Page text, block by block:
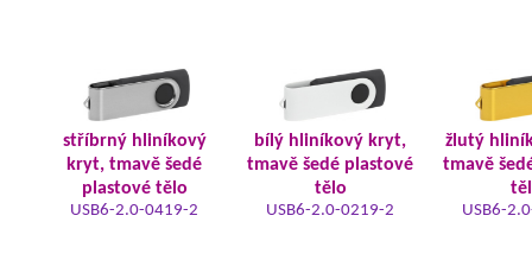
stříbrný hliníkový
kryt, tmavě šedé
plastové tělo
USB6-2.0-0419-2
bílý hliníkový kryt,
tmavě šedé plastové
tělo
USB6-2.0-0219-2
žlutý
tmavě
USB6-